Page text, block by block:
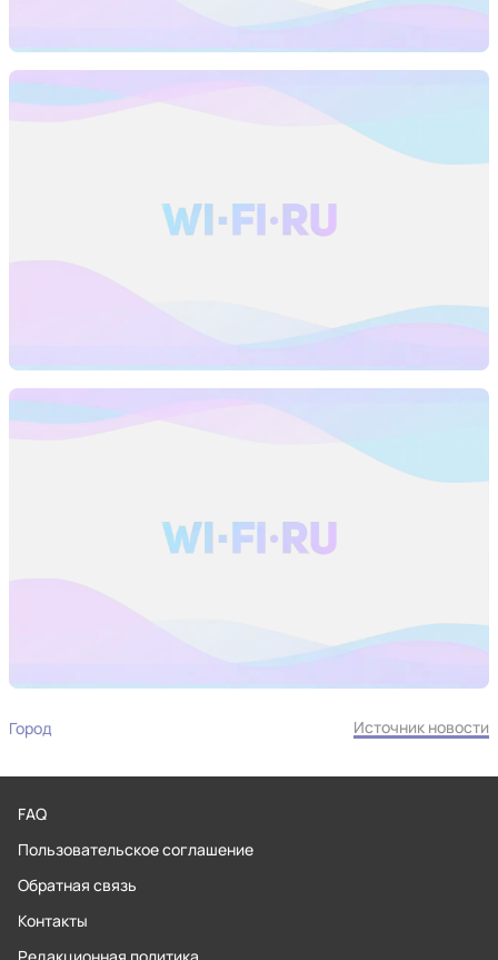
Город Источник новости
FAQ
Пользовательское соглашение
Обратная связь
Контакты